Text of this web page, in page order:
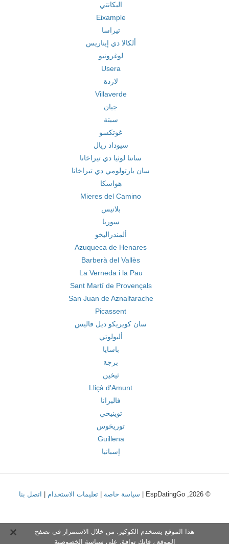
اليكانتي
Eixample
تيراسا
ألكالا دي إيناريس
لوغرونيو
Usera
لاردة
Villaverde
جيان
سبتة
غوتكسو
سيوداد ريال
سانتا لوثيا دي تيراخانا
سان بارتولومي دي تيراخانا
هواسكا
Mieres del Camino
بلانيس
سوريا
ألمندراليخو
Azuqueca de Henares
Barberà del Vallès
La Verneda i la Pau
Sant Martí de Provençals
San Juan de Aznalfarache
Picassent
سان كويريكو ديل فاليس
ألبولوتي
باسايا
برجة
ثيخين
Lliçà d'Amunt
فاليرانا
توينيخي
توريخوس
Guillena
إسبانيا
© 2026, EspDatingGo | سياسة خاصة |تعليمات الاستخدام اتصل بنا
هذا الموقع يستخدم الكوكيز. من خلال الاستمرار في تصفح
الموقع ، فإنك توافق على سياسة الخصوصية